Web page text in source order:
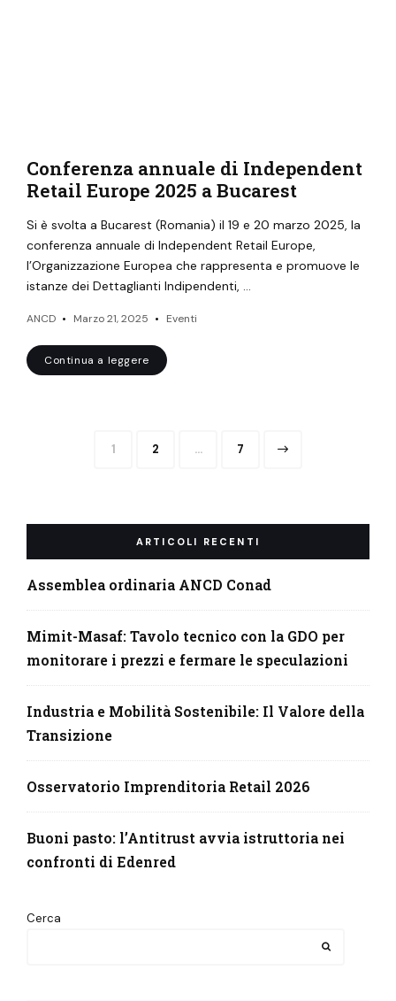
Conferenza annuale di Independent
Retail Europe 2025 a Bucarest
Si è svolta a Bucarest (Romania) il 19 e 20 marzo 2025, la
conferenza annuale di Independent Retail Europe,
l’Organizzazione Europea che rappresenta e promuove le
istanze dei Dettaglianti Indipendenti, …
ANCD Marzo 21, 2025 Eventi
Continua a leggere
Paginazione
Page
1 Page
2 … Page
7
ARTICOLI RECENTI
Assemblea ordinaria ANCD Conad
Mimit-Masaf: Tavolo tecnico con la GDO per
monitorare i prezzi e fermare le speculazioni
Industria e Mobilità Sostenibile: Il Valore della
Transizione
Osservatorio Imprenditoria Retail​ 2026
Buoni pasto: l’Antitrust avvia istruttoria nei
confronti di Edenred
Cerca